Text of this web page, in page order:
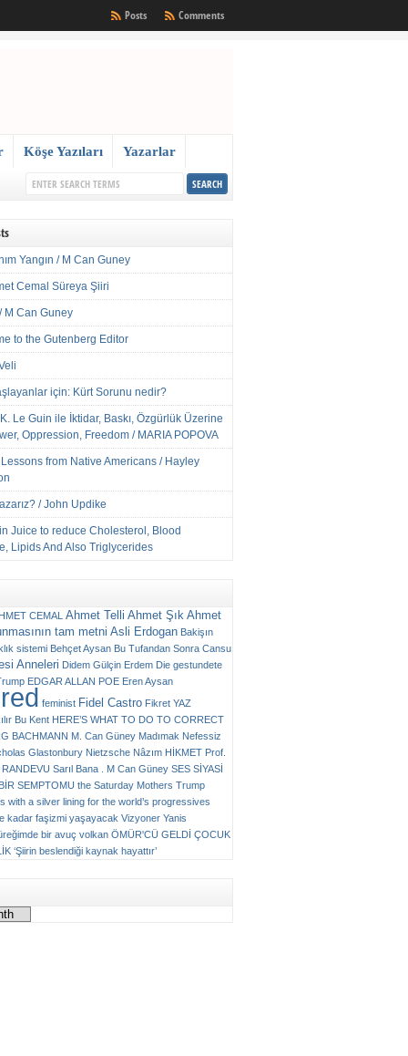
Comments
Posts
Köşe Yazıları Yazarlar
Yangın / M Can Guney
Cemal Süreya Şiiri
M Can Guney
to the Gutenberg Editor
için: Kürt Sorunu nedir?
Le Guin ile İktidar, Baskı, Özgürlük Üzerine
Oppression, Freedom / MARIA POPOVA
from Native Americans / Hayley
/ John Updike
Juice to reduce Cholesterol, Blood
Lipids And Also Triglycerides
CEMAL Ahmet Telli Ahmet Şık Ahmet
tam metni Asli Erdogan Bakişın
sistemi Behçet Aysan Bu Tufandan Sonra Cansu
Anneleri Didem Gülçin Erdem Die gestundete
EDGAR ALLAN POE Eren Aysan
feminist Fidel Castro Fikret YAZ
Bu Kent HERE’S WHAT TO DO TO CORRECT
BACHMANN M. Can Güney Madımak Nefessiz
Glastonbury Nietzsche Nâzım HİKMET Prof.
RANDEVU Sarıl Bana . M Can Güney SES SİYASİ
SEMPTOMU the Saturday Mothers Trump
with a silver lining for the world’s progressives
kadar faşizmi yaşayacak Vizyoner Yanis
bir avuç volkan ÖMÜR'CÜ GELDİ ÇOCUK
‘Şiirin beslendiği kaynak hayattır’